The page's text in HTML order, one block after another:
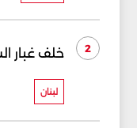
2 خلف غبار
لبنان